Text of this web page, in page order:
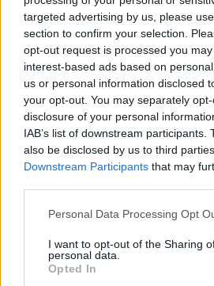
targeted advertising by us, please
section to confirm your selection.
opt-out request is processed you
interest-based ads based on
us or personal information disclosed
your opt-out. You may separately
disclosure of your personal
IAB’s list of downstream participants.
also be disclosed by us to third
Downstream Participants that may
Personal Data Processing Opt
I want to opt-out of the Sharing
personal data.
Opted In